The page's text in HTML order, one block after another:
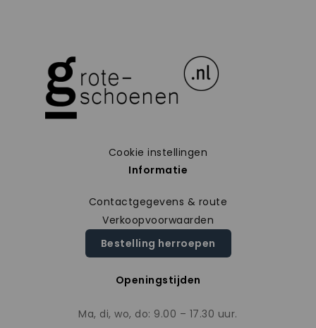
Cookie instellingen
Informatie
Contactgegevens & route
Verkoopvoorwaarden
Bestelling herroepen
Openingstijden
Ma, di, wo, do: 9.00 – 17.30 uur.